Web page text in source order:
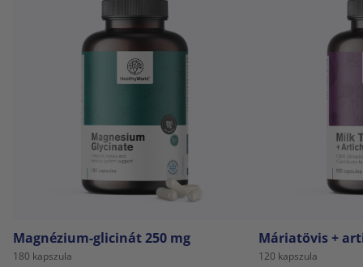
Magnézium-glicinát 250 mg
180 kapszula
Máriatövis +
120 kapszula